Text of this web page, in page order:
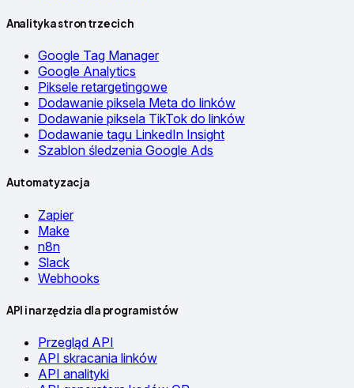
Analityka stron trzecich
Google Tag Manager
Google Analytics
Piksele retargetingowe
Dodawanie piksela Meta do linków
Dodawanie piksela TikTok do linków
Dodawanie tagu LinkedIn Insight
Szablon śledzenia Google Ads
Automatyzacja
Zapier
Make
n8n
Slack
Webhooks
API i narzędzia dla programistów
Przegląd API
API skracania linków
API analityki